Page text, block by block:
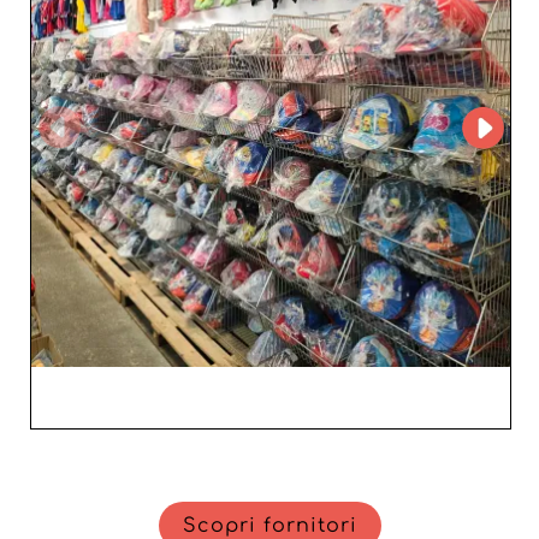
scoprirai anche opzioni di scarpe per
bebè di marca, ideali per distinguersi
sul mercato. Inoltre, la nostra rete di
grossisti di sneaker per bambini ti
permette di accedere a articoli
ricercati che attraggono sia i genitori
che i bambini. Scegli di collaborare con
i nostri fornitori per incrementare le tue
vendite e mantenere la fedeltà dei
clienti grazie a prodotti di qualità
superiore.
Scopri fornitori